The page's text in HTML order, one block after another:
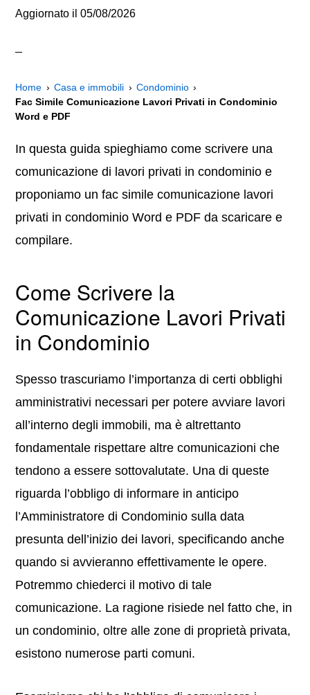
Aggiornato il05/08/2026
Home Casa e immobili
Condominio
Fac Simile Comunicazione Lavori Privati in Condominio
Word e PDF
In questa guida spieghiamo come scrivere una
comunicazione di lavori privati in condominio e
proponiamo un fac simile comunicazione lavori
privati in condominio Word e PDF da scaricare e
compilare.
Come Scrivere la
Comunicazione Lavori Privati
in Condominio
Spesso trascuriamo l’importanza di certi obblighi
amministrativi necessari per potere avviare lavori
all’interno degli immobili, ma è altrettanto
fondamentale rispettare altre comunicazioni che
tendono a essere sottovalutate. Una di queste
riguarda l’obbligo di informare in anticipo
l’Amministratore di Condominio sulla data
presunta dell’inizio dei lavori, specificando anche
quando si avvieranno effettivamente le opere.
Potremmo chiederci il motivo di tale
comunicazione. La ragione risiede nel fatto che, in
un condominio, oltre alle zone di proprietà privata,
esistono numerose parti comuni.